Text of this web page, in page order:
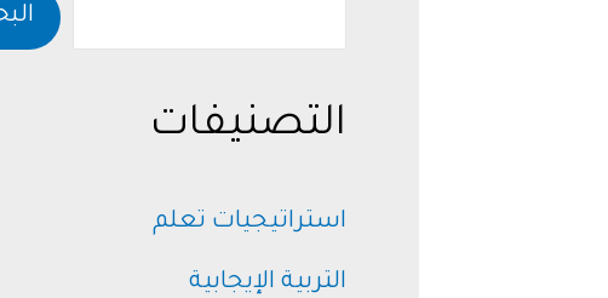
التصنيفات
استراتيجيات تعلم
التربية الإيجابية